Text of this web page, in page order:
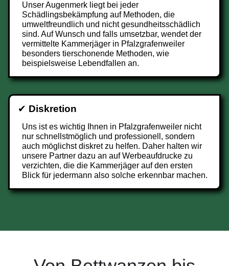
Unser Augenmerk liegt bei jeder
Schädlingsbekämpfung auf Methoden, die
umweltfreundlich und nicht gesundheitsschädlich
sind. Auf Wunsch und falls umsetzbar, wendet der
vermittelte Kammerjäger in Pfalzgrafenweiler
besonders tierschonende Methoden, wie
beispielsweise Lebendfallen an.
✔ Diskretion
Uns ist es wichtig Ihnen in Pfalzgrafenweiler nicht
nur schnellstmöglich und professionell, sondern
auch möglichst diskret zu helfen. Daher halten wir
unsere Partner dazu an auf Werbeaufdrucke zu
verzichten, die die Kammerjäger auf den ersten
Blick für jedermann also solche erkennbar machen.